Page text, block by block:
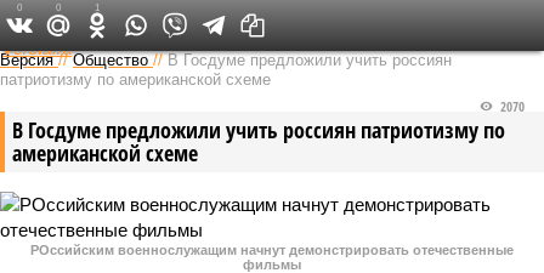
Федеральный выпуск
Версия //Общество //В Госдуме предложили учить россиян
патриотизму по американской схеме
В Госдуме предложили учить россиян патриотизму по
американской схеме
2070
РОссийским военнослужащим начнут демонстрировать отечественные
фильмы
0 0 1